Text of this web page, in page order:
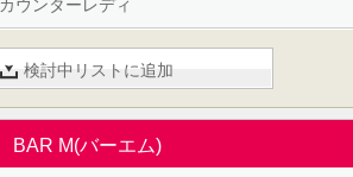
カウンターレディ
検討中リストに追加
BAR M(バーエム)